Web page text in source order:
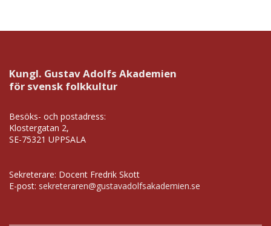
Kungl. Gustav Adolfs Akademien
för svensk folkkultur
Besöks- och postadress:
Klostergatan 2,
SE-75321 UPPSALA
Sekreterare: Docent Fredrik Skott
E-post: sekreteraren@gustavadolfsakademien.se